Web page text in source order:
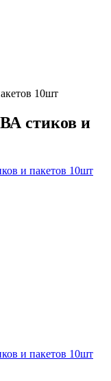
10шт
стиков и